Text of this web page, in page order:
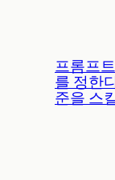
프롬프
를 정한
준을 스